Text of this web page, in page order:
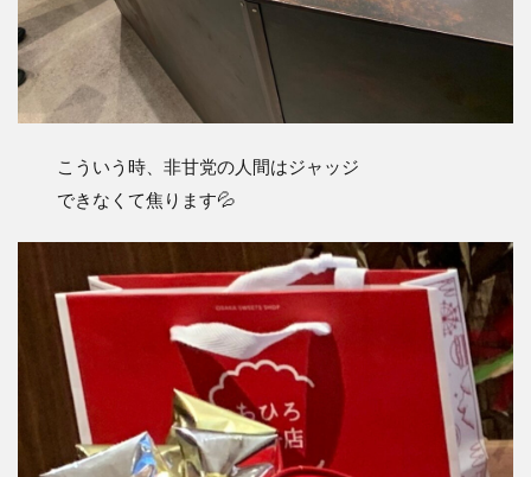
こういう時、非甘党の人間はジャッジ
できなくて焦ります💦